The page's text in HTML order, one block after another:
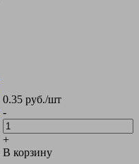
0.35 руб./шт
-
+
В корзину